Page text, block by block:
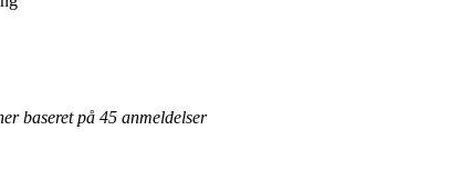
baseret på 45 anmeldelser